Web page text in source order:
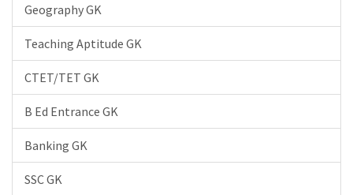
Geography GK
Teaching Aptitude GK
CTET/TET GK
B Ed Entrance GK
Banking GK
SSC GK